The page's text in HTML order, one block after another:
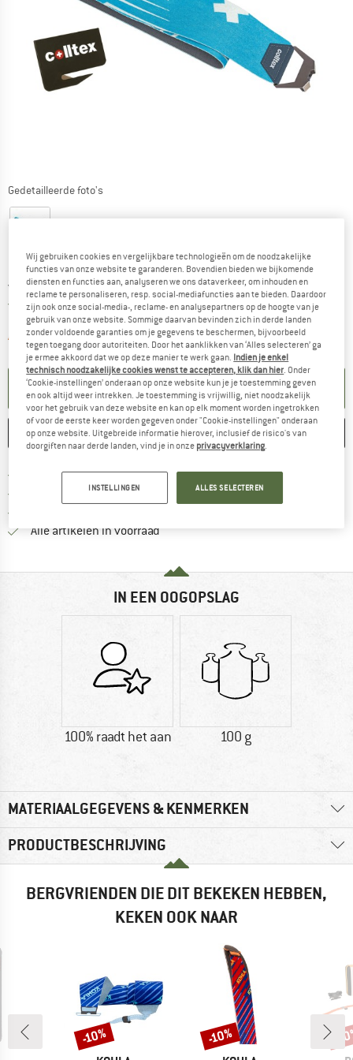
Gedetailleerde foto's
Prijs:
vanaf€198,95 incl. BTW
Gratis verzending(NL)Nederland. Informatie over de
Artikel momenteel helaas uitverkocht.De link wordt geopend in een
KENNISGEVING AANMAKEN
ONTHOUDEN VERGELIJKEN
Gratis verzending vanaf € 69 (NL)Vind hier de
100 dagen bedenktijd
Vind de betalingsinformatie hier!
Alle artikelen in voorraad
IN EEN OOGOPSLAG
100% raadt het aan 100 g
MATERIAALGEGEVENS & KENMERKEN
PRODUCTBESCHRIJVING
BERGVRIENDEN DIE DIT BEKEKEN HEBBEN,
KEKEN OOK NAAR
Korting
-10% Korting
-10% -
Wij gebruiken cookies en vergelijkbare technologieën om de noodzakelijke
functies van onze website te garanderen. Bovendien bieden we bijkomende
diensten en functies aan, analyseren we ons dataverkeer, om inhouden en
reclame te personaliseren, resp. social-mediafuncties aan te bieden. Daardoor
zijn ook onze social-media-, reclame- en analysepartners op de hoogte van je
gebruik van onze website. Sommige daarvan bevinden zich in derde landen
zonder voldoende garanties om je gegevens te beschermen, bijvoorbeeld
tegen toegang door autoriteiten. Door het aanklikken van ‘Alles selecteren’ ga
je ermee akkoord dat we op deze manier te werk gaan. Indien je enkel
technisch noodzakelijke cookies wenst te accepteren, klik dan hier. Onder
‘Cookie-instellingen’ onderaan op onze website kun je je toestemming geven
en ook altijd weer intrekken. Je toestemming is vrijwillig, niet noodzakelijk
voor het gebruik van deze website en kan op elk moment worden ingetrokken
of voor de eerste keer worden gegeven onder "Cookie-instellingen" onderaan
op onze website. Uitgebreide informatie hierover, inclusief de risico's van
doorgiften naar derde landen, vind je in onze privacyverklaring.
INSTELLINGEN ALLES SELECTEREN